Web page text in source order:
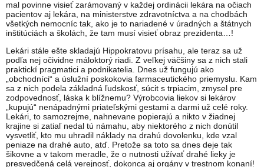
mal povinne visieť zarámovaný v každej ordinácii lekára na očiach
pacientov aj lekára, na ministerstve zdravotníctva a na chodbách
všetkých nemocníc tak, ako je to nariadené v úradných a štátnych
inštitúciách a školách, že tam musí visieť obraz prezidenta…!
Lekári stále ešte skladajú Hippokratovu prísahu, ale teraz sa už
podľa nej očividne máloktorý riadi. Z veľkej väčšiny sa z nich stali
praktickí pragmatici a podnikatelia. Dnes už fungujú ako
„obchodníci“ a úslužní poskokovia farmaceutického priemyslu. Kam
sa z nich podela základná ľudskosť, súcit s trpiacim, zmysel pre
zodpovednosť, láska k blížnemu? Výrobcovia liekov si lekárov
„kupujú“ nenápadnými priateľskými gestami a darmi už celé roky.
Lekári, to samozrejme, nahnevane popierajú a nikto v žiadnej
krajine si zatiaľ nedal tú námahu, aby niektorého z nich donútil
vysvetliť, kto mu uhradil náklady na drahú dovolenku, kde vzal
peniaze na drahé auto, atď. Pretože sa toto sa dnes deje tak
šikovne a v takom meradle, že o nutnosti užívať drahé lieky je
presvedčená celá verejnosť, dokonca aj orgány v trestnom konaní!